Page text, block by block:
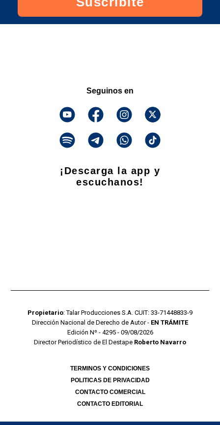
Seguinos en
¡Descarga la app y
escuchanos!
Propietario: Talar Producciones S.A. CUIT: 33-71448833-9
Dirección Nacional de Derecho de Autor - EN TRÁMITE
Edición Nº - 4295 - 09/08/2026
Director Periodístico de El Destape Roberto Navarro
TERMINOS Y CONDICIONES
POLITICAS DE PRIVACIDAD
CONTACTO COMERCIAL
CONTACTO EDITORIAL